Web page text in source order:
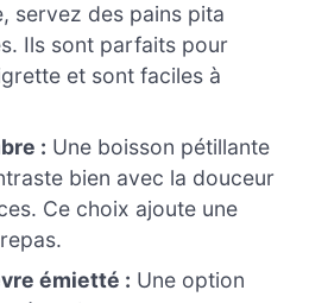
servez des pains pita
Ils sont parfaits pour
et sont faciles à
: Une boisson pétillante
bien avec la douceur
Ce choix ajoute une
émietté : Une option